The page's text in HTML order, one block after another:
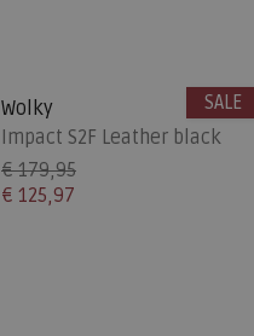
Wolky
Impact S2F Leather black
€ 179,95
€ 125,97
SALE